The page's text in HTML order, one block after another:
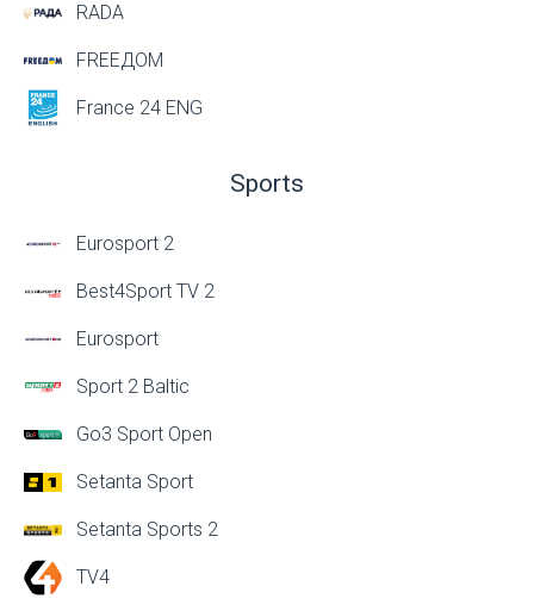
RADA
FREEДОМ
France 24 ENG
Sports
Eurosport 2
Best4Sport TV 2
Eurosport
Sport 2 Baltic
Go3 Sport Open
Setanta Sport
Setanta Sports 2
TV4